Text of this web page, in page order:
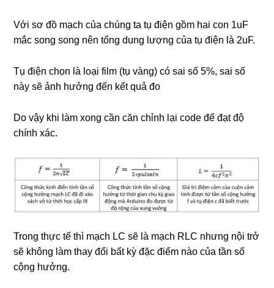
Với sơ đồ mạch của chúng ta tụ điện gồm hai con 1uF
mắc song song nên tổng dung lượng của tụ điện là 2uF.
Tụ điện chọn là loại film (tụ vàng) có sai số 5%, sai số
này sẽ ảnh hưởng đến kết quả đo
Do vậy khi làm xong cần căn chỉnh lại code để đạt độ
chính xác.
Trong thực tế thì mạch LC sẽ là mạch RLC nhưng nội trở
sẽ không làm thay đổi bất kỳ đặc điểm nào của tần số
cộng hưởng.